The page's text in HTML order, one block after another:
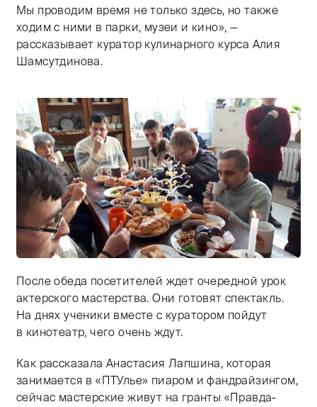
Мы проводим время не только здесь, но также
ходим с ними в парки, музеи и кино», —
рассказывает куратор кулинарного курса Алия
Шамсутдинова.
Тифлокомментарий: цветная фотография. В
После обеда посетителей ждет очередной урок
актерского мастерства. Они готовят спектакль.
На днях ученики вместе с куратором пойдут
в кинотеатр, чего очень ждут.
Как рассказала Анастасия Лапшина, которая
занимается в «ПТУлье» пиаром и фандрайзингом,
сейчас мастерские живут на гранты «Правда-